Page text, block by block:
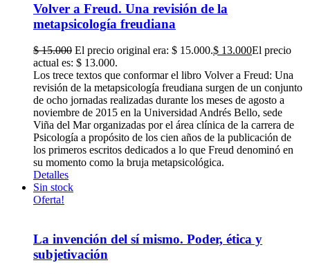
Volver a Freud. Una revisión de la
metapsicología freudiana
$15.000 El precio original era: $ 15.000.$ 13.000El precio
actual es: $ 13.000.
Los trece textos que conformar el libro Volver a Freud: Una
revisión de la metapsicología freudiana surgen de un conjunto
de ocho jornadas realizadas durante los meses de agosto a
noviembre de 2015 en la Universidad Andrés Bello, sede
Viña del Mar organizadas por el área clínica de la carrera de
Psicología a propósito de los cien años de la publicación de
los primeros escritos dedicados a lo que Freud denominó en
su momento como la bruja metapsicológica.
Detalles
Sin stock
Oferta!
La invención del sí mismo. Poder, ética y
subjetivación